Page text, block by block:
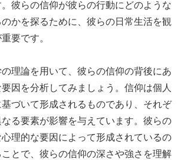
彼らの信仰が彼らの行動にどのような
かを探るために、彼らの日常生活を観
要です。
理論を用いて、彼らの信仰の背後にあ
因を分析してみましょう。信仰は個人
づいて形成されるものであり、それぞ
る要素が影響を与えています。彼らの
理的な要因によって形成されているの
とで、彼らの信仰の深さや強さを理解